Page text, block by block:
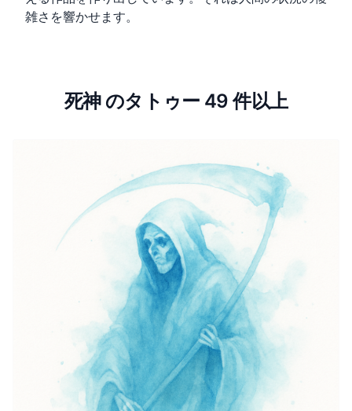
雑さを響かせます。
死神 のタトゥー 49 件以上